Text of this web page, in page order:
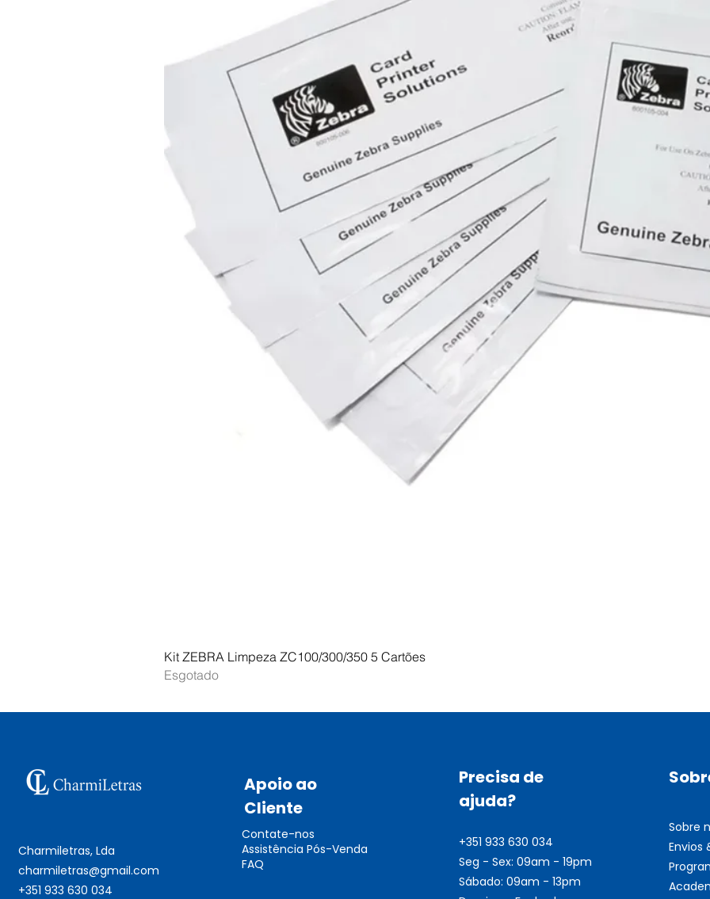
Kit ZEBRA Limpeza ZC100/300/350 5 Cartões
Esgotado
Charmiletras, Lda
charmiletras@gmail.com
+351 933 630 034
Apoio ao
Cliente
Contate-nos
Assistência Pós-Venda
FAQ
Precisa de
ajuda?
+351 933 630 034
Seg - Sex: 09am - 19pm
Sábado: 09am - 13pm
Sobre
Envios